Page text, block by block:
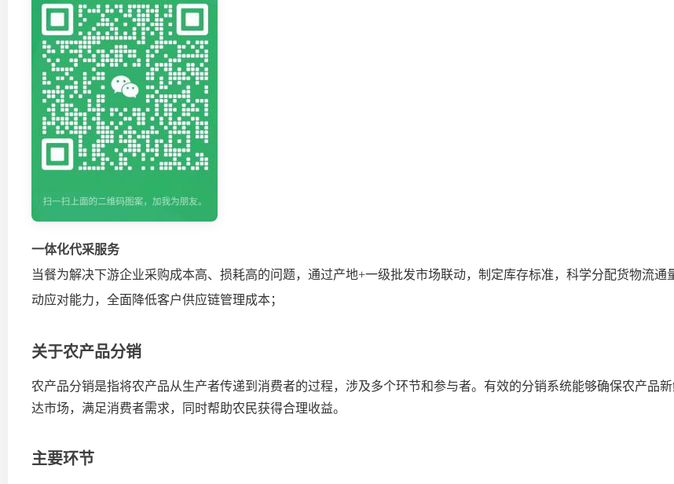
一体化代采服务
当餐为解决下游企业采购成本高、损耗高的问题，通过产地+一级批发市场联动，制定库存标准，科学分配货物流通
动应对能力，全面降低客户供应链管理成本；
关于农产品分销
农产品分销是指将农产品从生产者传递到消费者的过程，涉及多个环节和参与者。有效的分销系统能够确保农产品新
达市场，满足消费者需求，同时帮助农民获得合理收益。
主要环节